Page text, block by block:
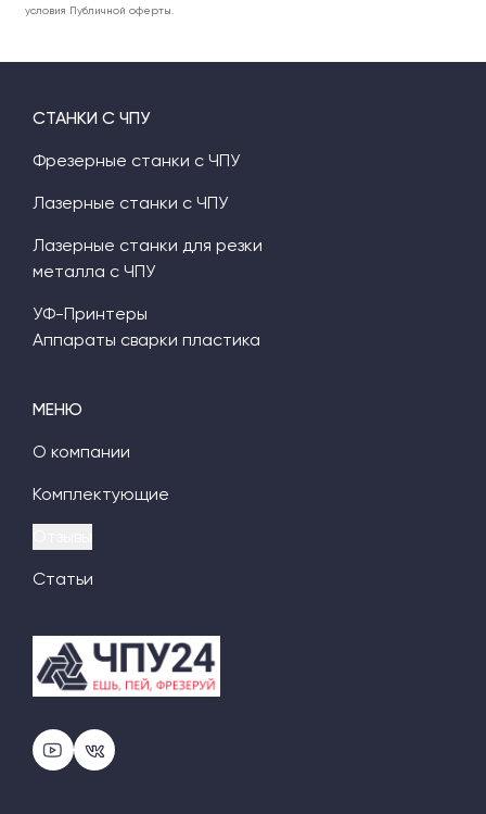
условия Публичной оферты.
МЕНЮ
О компании
Комплектующие
Статьи
СТАНКИ С ЧПУ
Фрезерные станки с ЧПУ
Лазерные станки с ЧПУ
Лазерные станки для резки
металла с ЧПУ
УФ-Принтеры
Аппараты сварки пластика